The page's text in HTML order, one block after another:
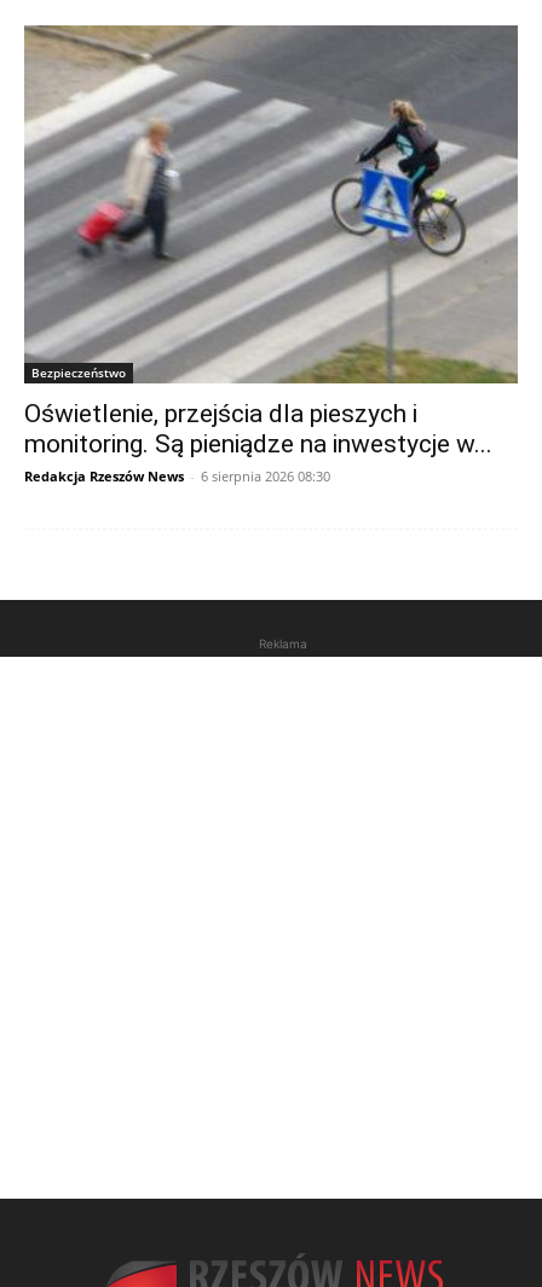
Bezpieczeństwo
Oświetlenie, przejścia dla pieszych i
monitoring. Są pieniądze na inwestycje w...
Redakcja Rzeszów News - 6 sierpnia 2026 08:30
Reklama